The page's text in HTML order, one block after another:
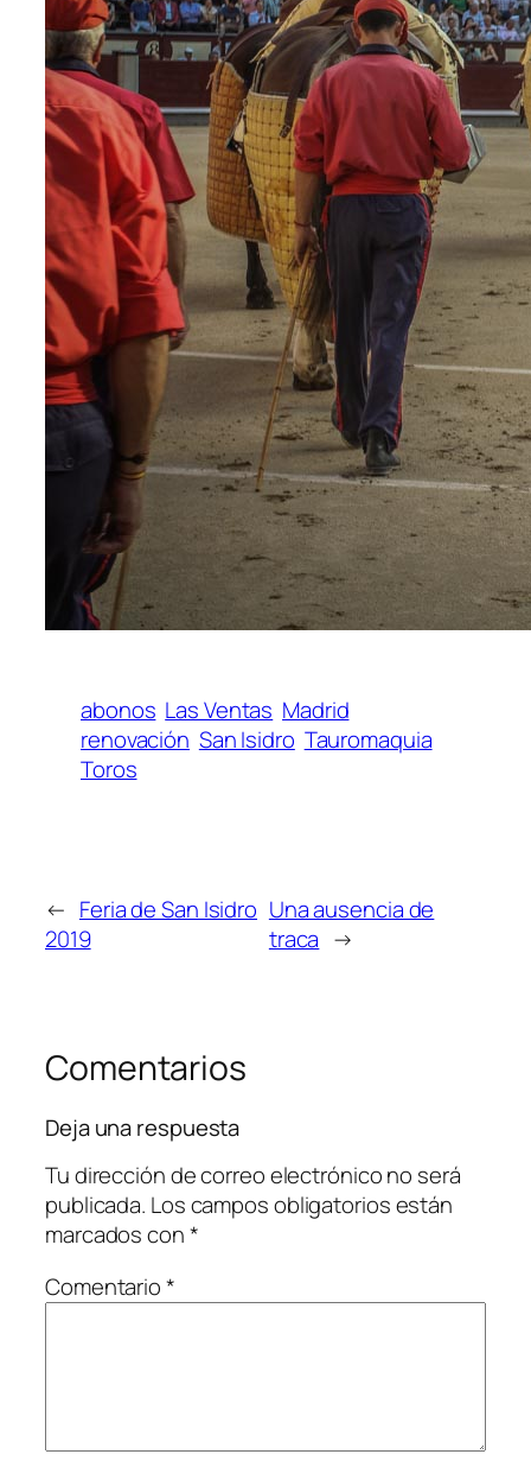
abonos Las Ventas Madrid
renovación San Isidro Tauromaquia
Toros
← Feria de San Isidro
2019
Una ausencia de
traca →
Comentarios
Deja una respuesta
Tu dirección de correo electrónico no será
publicada. Los campos obligatorios están
marcados con*
Comentario*